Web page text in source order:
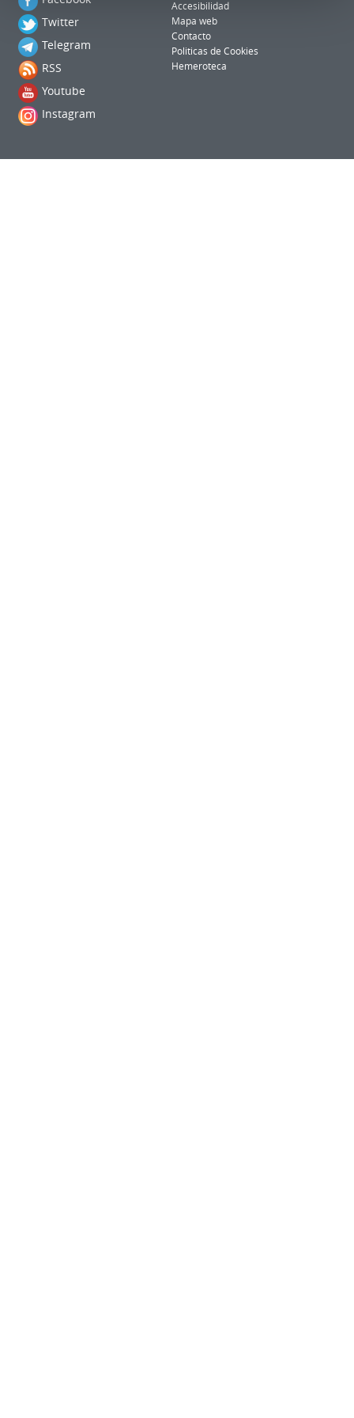
Twitter
Telegram
RSS
Youtube
Instagram
Accesibilidad
Mapa web
Contacto
Politicas de Cookies
Hemeroteca